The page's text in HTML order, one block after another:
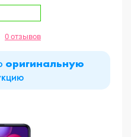
0 отзывов
оригинальную